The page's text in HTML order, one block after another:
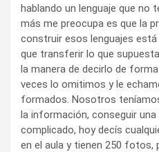
hablando un lenguaje que no
más me preocupa es que la
construir esos lenguajes
que transferir lo que
la manera de decirlo de
veces lo omitimos y le
formados. Nosotros
la información, conseguir una
complicado, hoy decís
en el aula y tienen 250 fotos,